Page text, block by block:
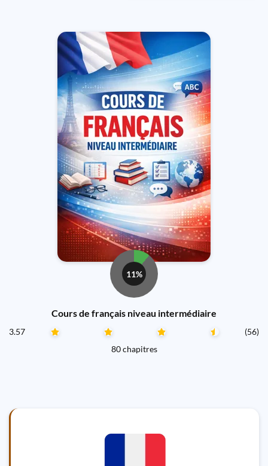
11%
Cours de français niveau intermédiaire
3.57
(56)
80 chapitres